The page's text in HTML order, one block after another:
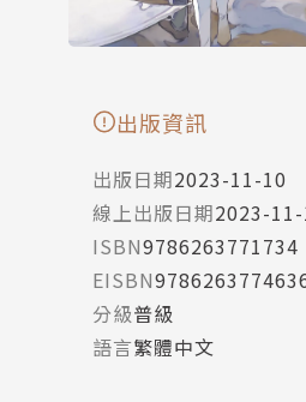
出版資訊
出版日期2023-11-10
線上出版日期2023-
ISBN9786263771734
EISBN
分級普級
語言繁體中文